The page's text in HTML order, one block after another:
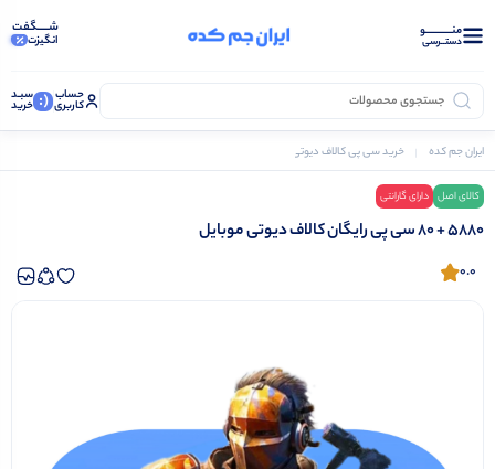
منــــــــــــو
دستــرسی
شـــــگفت
انگیزت
حساب
کاربری (: سبـد
خرید
ایران جم کده خرید سی‌ پی کالاف دیوتی موبایل
کالای اصل دارای گارانتی
۵۸۸۰ + ۸۰ سی پی رایگان کالاف دیوتی موبایل
0.0